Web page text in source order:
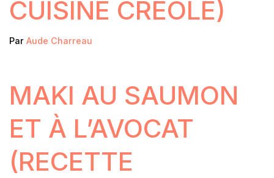
CUISINE CREOLE)
Par Aude Charreau
MAKI AU SAUMON
ET À L’AVOCAT
(RECETTE